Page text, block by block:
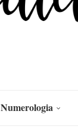
Numerologia